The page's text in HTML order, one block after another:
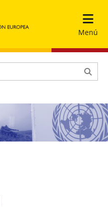
Menú